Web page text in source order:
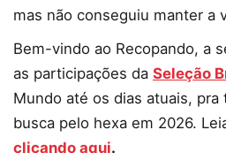
mas não conseguiu manter a
Bem-vindo ao Recopando, a
as participações da Seleção
Mundo até os dias atuais, pra
busca pelo hexa em 2026.
clicando aqui.